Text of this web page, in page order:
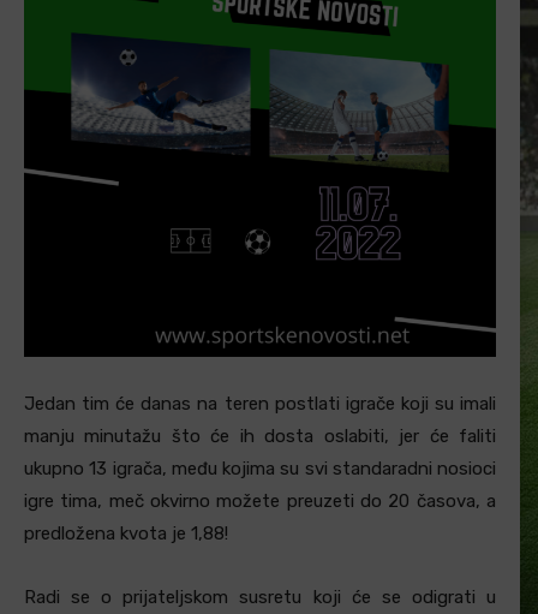
Jedan tim će danas na teren postlati igrače koji su imali
manju minutažu što će ih dosta oslabiti, jer će faliti
ukupno 13 igrača, među kojima su svi standaradni nosioci
igre tima, meč okvirno možete preuzeti do 20 časova, a
predložena kvota je 1,88!
Radi se o prijateljskom susretu koji će se odigrati u